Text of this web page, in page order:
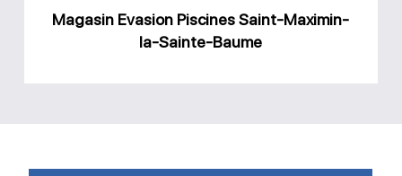
Magasin Evasion Piscines Saint-Maximin-
la-Sainte-Baume